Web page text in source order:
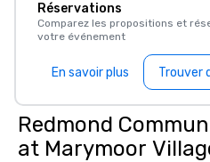
Réservations
Comparez les propositions et
votre événement
En savoir plus Trouver
Redmond
at Marymoor